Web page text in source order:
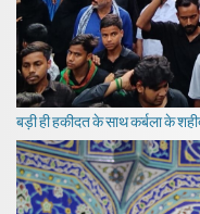
बड़ी ही हकीदत के साथ कर्बला के